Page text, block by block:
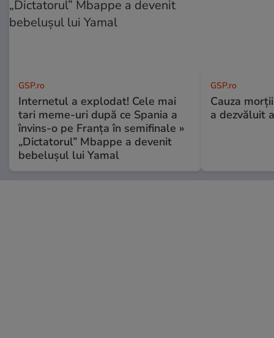
GSP.ro
Internetul a explodat! Cele mai
tari meme-uri după ce Spania a
învins-o pe Franța în semifinale »
„Dictatorul” Mbappe a devenit
bebelușul lui Yamal
GSP.ro
Cauza
a dezvăluit